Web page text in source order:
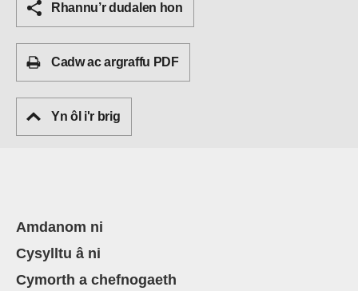
Rhannu’r dudalen hon
Cadw ac argraffu PDF
Yn ôl i'r brig
Amdanom ni
Cysylltu â ni
Cymorth a chefnogaeth